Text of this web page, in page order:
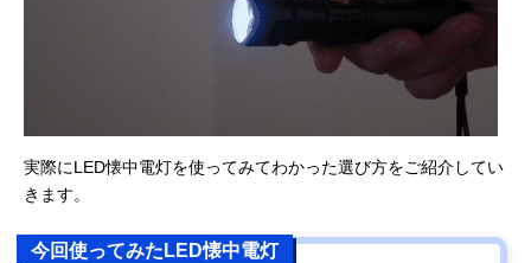
実際にLED懐中電灯を使ってみてわかった選び方をご紹介してい
きます。
今回使ってみたLED懐中電灯